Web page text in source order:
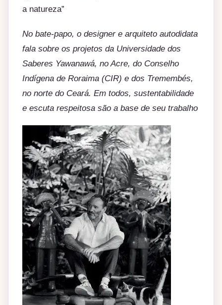
a natureza”
No bate-papo, o designer e arquiteto autodidata
fala sobre os projetos da Universidade dos
Saberes Yawanawá, no Acre, do Conselho
Indígena de Roraima (CIR) e dos Tremembés,
no norte do Ceará. Em todos, sustentabilidade
e escuta respeitosa são a base de seu trabalho